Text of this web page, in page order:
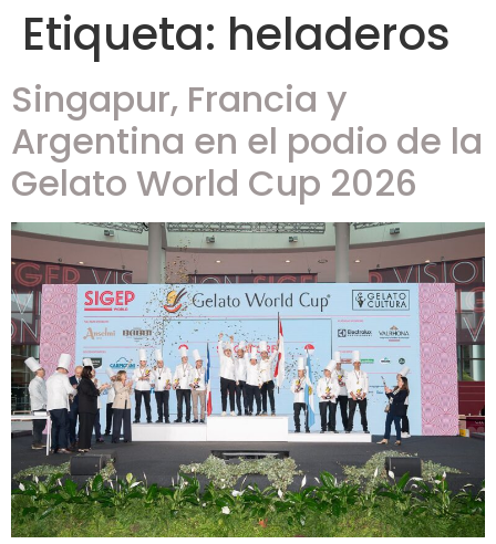
Etiqueta: heladeros
Singapur, Francia y
Argentina en el podio de la
Gelato World Cup 2026